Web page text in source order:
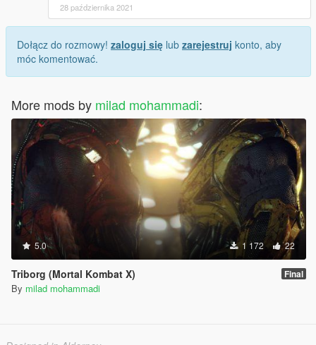
28 października 2021
Dołącz do rozmowy! zaloguj się lub zarejestruj konto, aby
móc komentować.
More mods by milad mohammadi:
5.0 1 172 22
Triborg (Mortal Kombat X) Final
By milad mohammadi